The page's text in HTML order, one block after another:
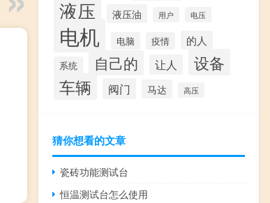
液压 液压油 用户 电压
电机 电脑 疫情 的人
系统 自己的 让人
设备
车辆
阀门 马达 高压
猜你想看的文章
瓷砖功能测试台
恒温测试台怎么使用